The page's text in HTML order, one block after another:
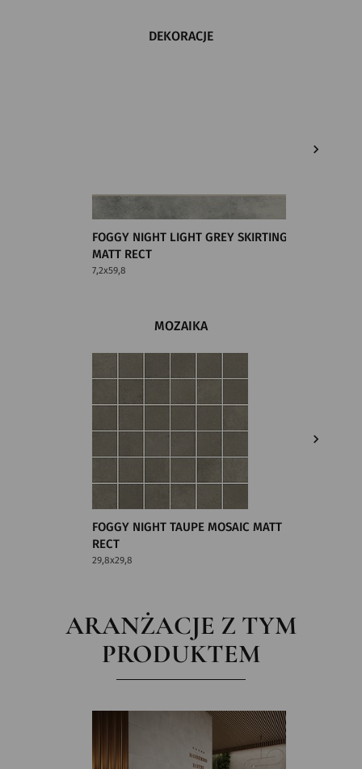
DEKORACJE
FOGGY NIGHT LIGHT GREY SKIRTING
MATT RECT
7,2x59,8
MOZAIKA
FOGGY NIGHT TAUPE MOSAIC MATT
RECT
29,8x29,8
ARANŻACJE Z TYM
PRODUKTEM